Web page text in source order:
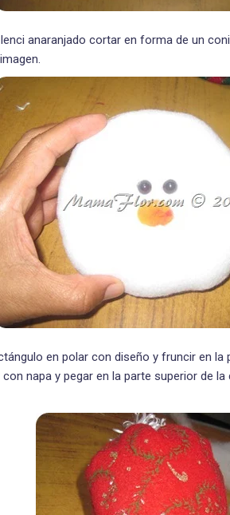
anaranjado cortar en forma de un
en polar con diseño y fruncir en
napa y pegar en la parte superior de